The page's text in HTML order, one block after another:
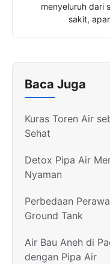
menyeluruh dari
sakit,
Baca Juga
Kuras Toren Air
Sehat
Detox Pipa Air
Nyaman
Perbedaan
Ground Tank
Air Bau Aneh di
dengan Pipa Air